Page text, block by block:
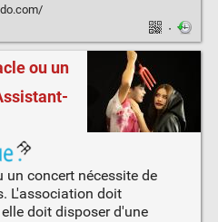
·
ou un
un concert nécessite de
L'association doit
doit disposer d'une